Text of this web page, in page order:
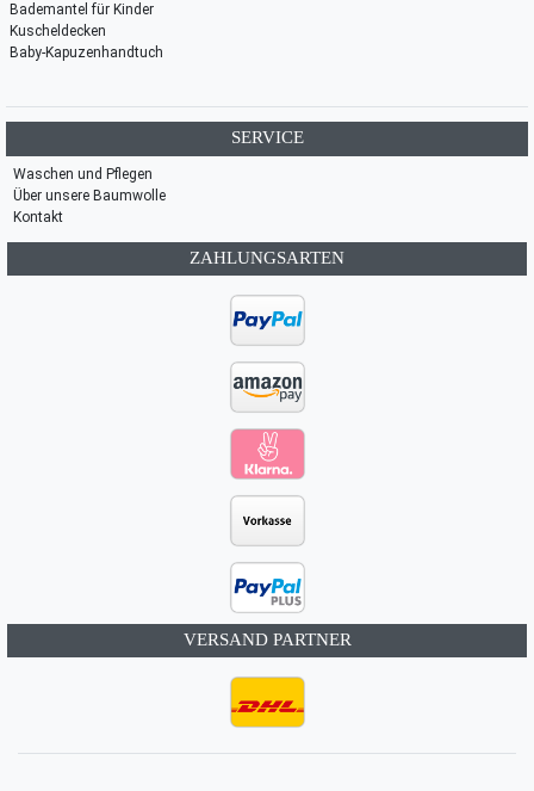
Bademantel für Kinder
Kuscheldecken
Baby-Kapuzenhandtuch
SERVICE
Waschen und Pflegen
Über unsere Baumwolle
Kontakt
ZAHLUNGSARTEN
VERSAND PARTNER